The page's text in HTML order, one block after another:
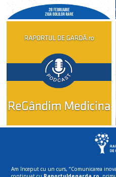
Am început cu un curs, “Comunicarea